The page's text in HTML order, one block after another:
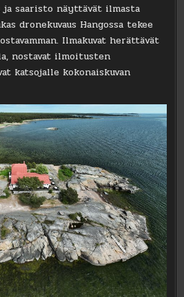
ja saaristo näyttävät ilmasta
dronekuvaus Hangossa tekee
Ilmakuvat herättävät
nostavat ilmoitusten
katsojalle kokonaiskuvan